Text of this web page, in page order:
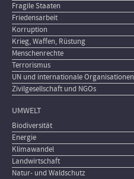
Fragile Staaten
Friedensarbeit
Korruption
Krieg, Waffen, Rüstung
Menschenrechte
Terrorismus
UN und internationale Organisationen
Zivilgesellschaft und NGOs
UMWELT
Biodiversität
Energie
Klimawandel
Landwirtschaft
Natur- und Waldschutz